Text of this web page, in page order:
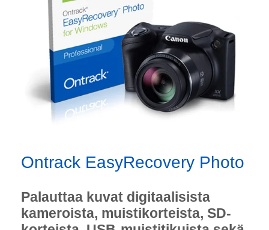
Ontrack EasyRecovery Photo
Palauttaa kuvat digitaalisista
kameroista, muistikorteista, SD-